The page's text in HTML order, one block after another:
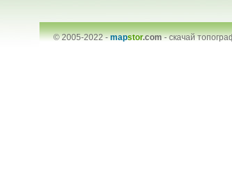
© 2005-2022 -mapstor.com-скачай